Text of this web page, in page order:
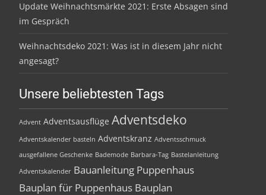
Update Weihnachtsmärkte 2021: Erste Absagen sind
im Gespräch
Weihnachtsdeko 2021: Was ist in diesem Jahr nicht
angesagt?
Unsere beliebtesten Tags
Advent Adventsausflüge Adventsdeko
Adventskalender basteln Adventskranz Adventsschmuck
ausgefallene Geschenke Bademode Barbara-Tag Bastelanleitung
Adventskalender Bauanleitung Puppenhaus
Bauplan für Puppenhaus Bauplan